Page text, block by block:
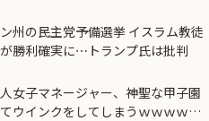
州の民主党予備選挙 イスラム教徒
勝利確実に⋯トランプ氏は批判
女子マネージャー、神聖な甲子園
ウインクをしてしまうｗｗｗｗｗ